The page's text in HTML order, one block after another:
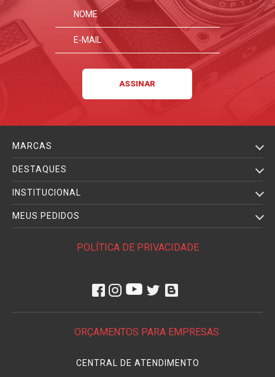
MARCAS
DESTAQUES
INSTITUCIONAL
MEUS PEDIDOS
POLÍTICA DE PRIVACIDADE
ORÇAMENTOS PARA EMPRESAS
CENTRAL DE ATENDIMENTO